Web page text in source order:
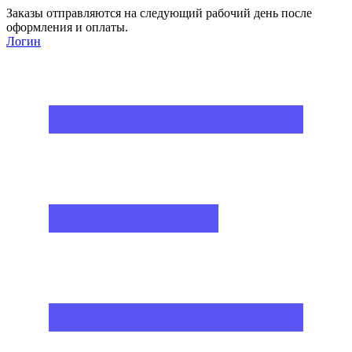
Заказы отправляются на следующий рабочий день после
оформления и оплаты.
Логин